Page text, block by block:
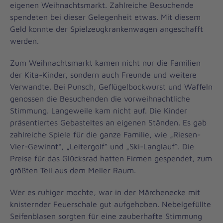
eigenen Weihnachtsmarkt. Zahlreiche Besuchende
spendeten bei dieser Gelegenheit etwas. Mit diesem
Geld konnte der Spielzeugkrankenwagen angeschafft
werden.
Zum Weihnachtsmarkt kamen nicht nur die Familien
der Kita-Kinder, sondern auch Freunde und weitere
Verwandte. Bei Punsch, Geflügelbockwurst und Waffeln
genossen die Besuchenden die vorweihnachtliche
Stimmung. Langeweile kam nicht auf. Die Kinder
präsentiertes Gebasteltes an eigenen Ständen. Es gab
zahlreiche Spiele für die ganze Familie, wie „Riesen-
Vier-Gewinnt“, „Leitergolf“ und „Ski-Langlauf“. Die
Preise für das Glücksrad hatten Firmen gespendet, zum
größten Teil aus dem Meller Raum.
Wer es ruhiger mochte, war in der Märchenecke mit
knisternder Feuerschale gut aufgehoben. Nebelgefüllte
Seifenblasen sorgten für eine zauberhafte Stimmung